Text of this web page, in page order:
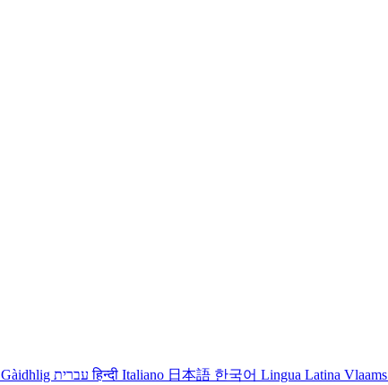
Gàidhlig עבריתहिन्दी Italiano 日本語 한국어 Lingua Latina Vlaams